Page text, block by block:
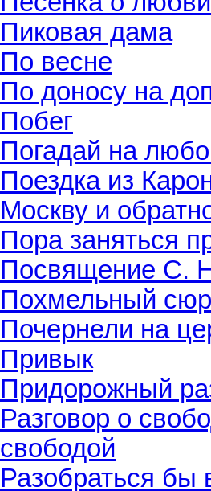
Пиковая дама
По весне
По доносу на
Побег
Погадай на
Поездка из
Москву и
Пора заняться
Посвящение С.
Похмельный
Почернели на
Привык
Придорожный
Разговор о
свободой
Разобраться бы